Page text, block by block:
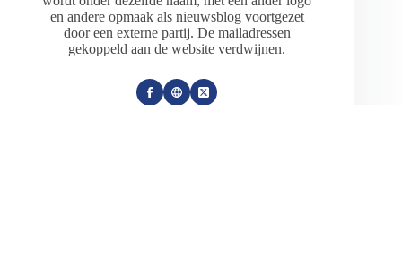
en andere opmaak als nieuwsblog voortgezet
door een externe partij. De mailadressen
gekoppeld aan de website verdwijnen.